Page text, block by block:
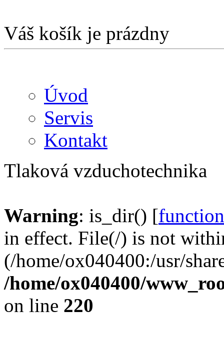
Váš košík je prázdny
Úvod
Servis
Kontakt
Tlaková vzduchotechnika
Warning: is_dir() [
in effect. File(/) is not
(/home/ox040400:/usr/
/home/ox040400/
on line 220